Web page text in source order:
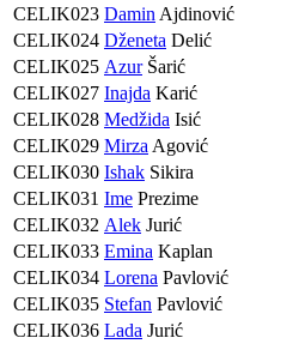
CELIK023 Damin Ajdinović
CELIK024 Dženeta Delić
CELIK025 AzurŠarić
CELIK027 Inajda Karić
CELIK028 Medžida Isić
CELIK029 Mirza Agović
CELIK030 Ishak Sikira
CELIK031 Ime Prezime
CELIK032 Alek Jurić
CELIK033 Emina Kaplan
CELIK034 Lorena Pavlović
CELIK035 Stefan Pavlović
CELIK036 Lada Jurić